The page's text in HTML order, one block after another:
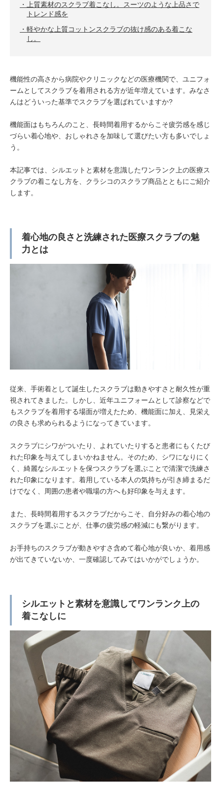
上質素材のスクラブ着こなし。スーツのような上品さで
トレンド感を
軽やかな上質コットンスクラブの抜け感のある着こな
し。
機能性の高さから病院やクリニックなどの医療機関で、ユニフォ
ームとしてスクラブを着用される方が近年増えています。みなさ
んはどういった基準でスクラブを選ばれていますか?
機能面はもちろんのこと、長時間着用するからこそ疲労感を感じ
づらい着心地や、おしゃれさを加味して選びたい方も多いでしょ
う。
本記事では、シルエットと素材を意識したワンランク上の医療ス
クラブの着こなし方を、クラシコのスクラブ商品とともにご紹介
します。
着心地の良さと洗練された医療スクラブの魅
力とは
従来、手術着として誕生したスクラブは動きやすさと耐久性が重
視されてきました。しかし、近年ユニフォームとして診察などで
もスクラブを着用する場面が増えたため、機能面に加え、見栄え
の良さも求められるようになってきています。
スクラブにシワがついたり、よれていたりすると患者にもくたび
れた印象を与えてしまいかねません。そのため、シワになりにく
く、綺麗なシルエットを保つスクラブを選ぶことで清潔で洗練さ
れた印象になります。着用している本人の気持ちが引き締まるだ
けでなく、周囲の患者や職場の方へも好印象を与えます。
また、長時間着用するスクラブだからこそ、自分好みの着心地の
スクラブを選ぶことが、仕事の疲労感の軽減にも繋がります。
お手持ちのスクラブが動きやすさ含めて着心地が良いか、着用感
が出てきていないか、一度確認してみてはいかがでしょうか。
シルエットと素材を意識してワンランク上の
着こなしに